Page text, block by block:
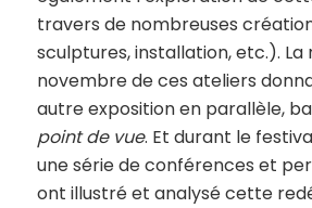
travers de nombreuses
sculptures, installation, etc.).
novembre de ces ateliers
autre exposition en parallèle,
point de vue. Et durant le
une série de conférences et
ont illustré et analysé cette